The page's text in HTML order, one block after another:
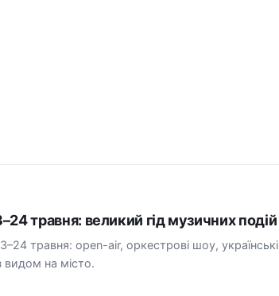
травня: великий гід музичних подій
травня: open-air, оркестрові шоу, українські
видом на місто.